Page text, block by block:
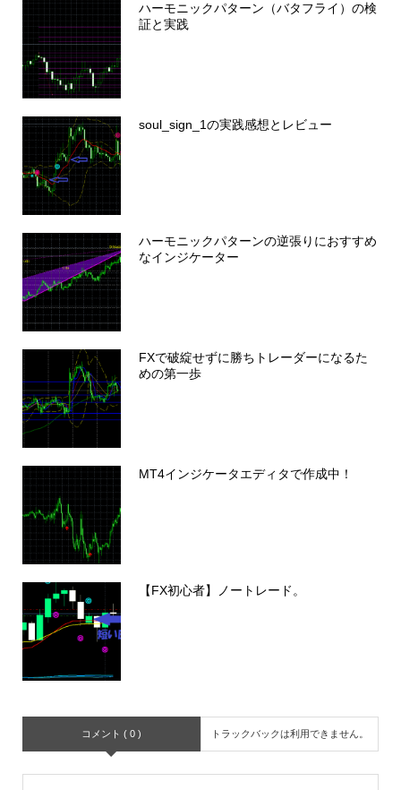
ハーモニックパターン（バタフライ）の検
証と実践
soul_sign_1の実践感想とレビュー
ハーモニックパターンの逆張りにおすすめ
なインジケーター
FXで破綻せずに勝ちトレーダーになるた
めの第一歩
MT4インジケータエディタで作成中！
【FX初心者】ノートレード。
コメント ( 0 ) トラックバックは利用できません。